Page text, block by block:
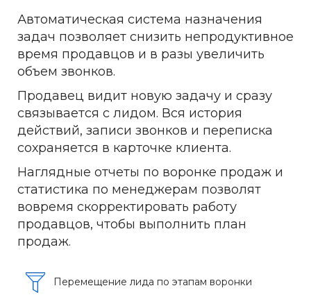
Автоматическая система назначения
задач позволяет снизить непродуктивное
время продавцов и в разы увеличить
объем звонков.
Продавец видит новую задачу и сразу
связывается с лидом. Вся история
действий, записи звонков и переписка
сохраняется в карточке клиента.
Наглядные отчеты по воронке продаж и
статистика по менеджерам позволят
вовремя скорректировать работу
продавцов, чтобы выполнить план
продаж.
Перемещение лида по этапам воронки